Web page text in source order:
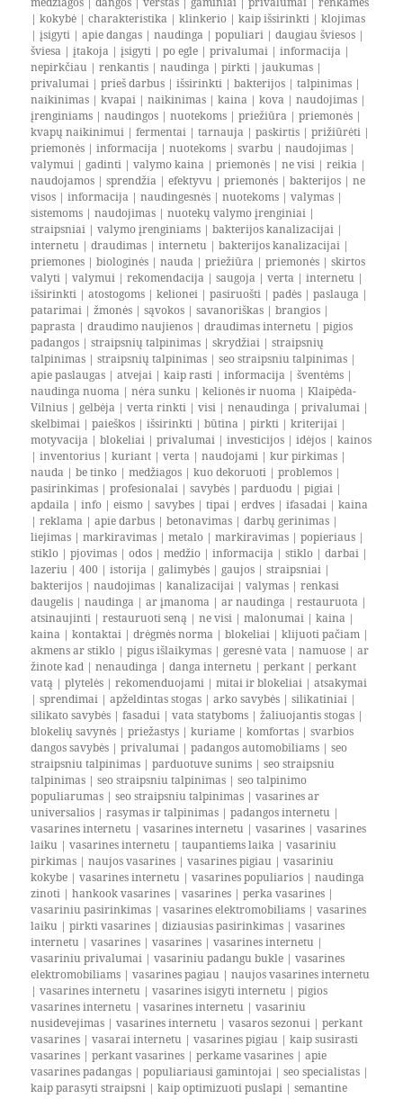
|kokybė |charakteristika |klinkerio |kaip išsirinkti |klojimas
|įsigyti |apie dangas |naudinga |populiari |daugiau šviesos |
šviesa |įtakoja |įsigyti |po egle |privalumai |informacija |
nepirkčiau |renkantis |naudinga |pirkti |jaukumas |
privalumai |prieš darbus |išsirinkti |bakterijos |talpinimas |
naikinimas |kvapai |naikinimas |kaina |kova |naudojimas |
įrenginiams |naudingos |nuotekoms |priežiūra |priemonės |
kvapų naikinimui |fermentai |tarnauja |paskirtis |prižiūrėti |
priemonės |informacija |nuotekoms |svarbu |naudojimas |
valymui | gadinti |valymo kaina |priemonės |ne visi |reikia |
naudojamos |sprendžia |efektyvu |priemonės |bakterijos |ne
visos |informacija |naudingesnės |nuotekoms |valymas |
sistemoms |naudojimas |nuotekų valymo įrenginiai |
straipsniai |valymo įrenginiams |bakterijos kanalizacijai |
internetu |draudimas |internetu |bakterijos kanalizacijai |
priemones |biologinės |nauda |priežiūra |priemonės |skirtos
valyti |valymui |rekomendacija |saugoja |verta |internetu |
išsirinkti |atostogoms |kelionei |pasiruošti |padės |paslauga |
patarimai |žmonės |sąvokos |savanoriškas |brangios |
paprasta |draudimo naujienos |draudimas internetu |pigios
padangos |straipsnių talpinimas |skrydžiai |straipsnių
talpinimas |straipsnių talpinimas |seo straipsniu talpinimas |
apie paslaugas |atvejai |kaip rasti |informacija |šventėms |
naudinga nuoma |nėra sunku |kelionės ir nuoma |Klaipėda-
Vilnius | gelbėja |verta rinkti |visi |nenaudinga |privalumai |
skelbimai |paieškos |išsirinkti |būtina |pirkti |kriterijai |
motyvacija |blokeliai |privalumai |investicijos |idėjos |kainos
|inventorius |kuriant |verta |naudojami |kur pirkimas |
nauda |be tinko |medžiagos |kuo dekoruoti |problemos |
pasirinkimas |profesionalai |savybės |parduodu |pigiai |
apdaila |info |eismo |savybes |tipai |erdves |ifasadai |kaina
|reklama |apie darbus |betonavimas |darbų gerinimas |
liejimas |markiravimas |metalo |markiravimas |popieriaus |
stiklo |pjovimas |odos |medžio |informacija |stiklo |darbai |
lazeriu |400 |istorija | galimybės | gaujos |straipsniai |
bakterijos |naudojimas |kanalizacijai |valymas |renkasi
daugelis |naudinga |ar įmanoma |ar naudinga |restauruota |
atsinaujinti |restauruoti seną |ne visi |malonumai |kaina |
kaina |kontaktai |drėgmės norma |blokeliai |klijuoti pačiam |
akmens ar stiklo |pigus išlaikymas | geresnė vata |namuose |ar
žinote kad |nenaudinga |danga internetu |perkant |perkant
vatą |plytelės |rekomenduojami |mitai ir blokeliai |atsakymai
|sprendimai |apželdintas stogas |arko savybės |silikatiniai |
silikato savybės |fasadui |vata statyboms |žaliuojantis stogas |
blokelių savynės |priežastys |kuriame |komfortas |svarbios
dangos savybės |privalumai |padangos automobiliams |seo
straipsniu talpinimas |parduotuve sunims |seo straipsniu
talpinimas |seo straipsniu talpinimas |seo talpinimo
populiarumas |seo straipsniu talpinimas |vasarines ar
universalios |rasymas ir talpinimas |padangos internetu |
vasarines internetu |vasarines internetu |vasarines |vasarines
laiku |vasarines internetu |taupantiems laika |vasariniu
pirkimas |naujos vasarines |vasarines pigiau |vasariniu
kokybe |vasarines internetu |vasarines populiarios |naudinga
zinoti |hankook vasarines |vasarines |perka vasarines |
vasariniu pasirinkimas |vasarines elektromobiliams |vasarines
laiku |pirkti vasarines |diziausias pasirinkimas |vasarines
internetu |vasarines |vasarines |vasarines internetu |
vasariniu privalumai |vasariniu padangu bukle |vasarines
elektromobiliams |vasarines pagiau |naujos vasarines internetu
|vasarines internetu |vasarines isigyti internetu |pigios
vasarines internetu |vasarines internetu |vasariniu
nusidevejimas |vasarines internetu |vasaros sezonui |perkant
vasarines |vasarai internetu |vasarines pigiau |kaip susirasti
vasarines |perkant vasarines |perkame vasarines |apie
vasarines padangas |populiariausi gamintojai |seo specialistas |
kaip parasyti straipsni |kaip optimizuoti puslapi |semantine